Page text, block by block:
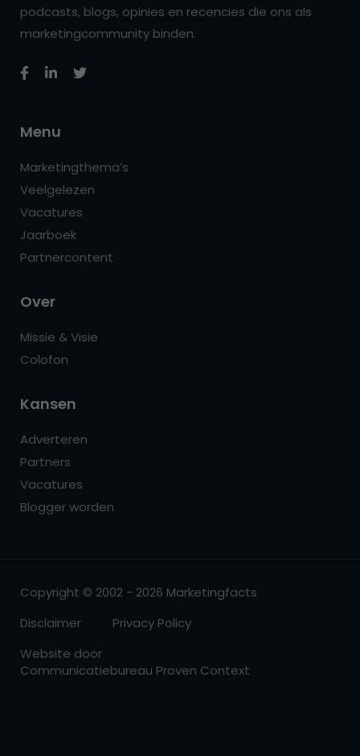
podcasts, blogs, opinies en recencies die ons als
marketingcommunity binden.
Menu
Marketingthema’s
Veelgelezen
Vacatures
Jaarboek
Partnercontent
Over
Missie & Visie
Colofon
Kansen
Adverteren
Partners
Vacatures
Blogger worden
Copyright © 2002 - 2026 Marketingfacts
Disclaimer
Privacy Policy
Website door
Communicatiebureau Proven Context